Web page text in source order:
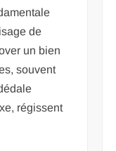
de
un bien
souvent
régissent